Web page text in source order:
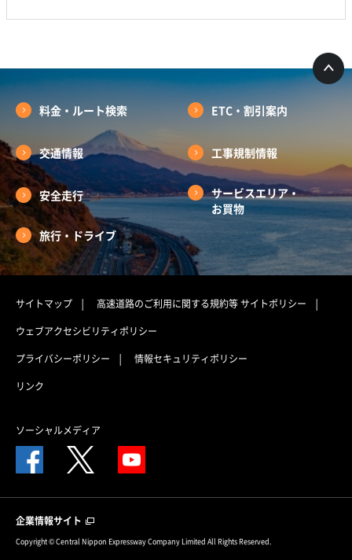
料金・ルート検索 ETC・割引案内
交通情報 工事規制情報
安全走行
サービスエリア・
お買物
旅行・ドライブ
サイトマップ 高速道路のご利用に関する規約等サイトポリシー
ウェブアクセシビリティポリシー
プライバシーポリシー
情報セキュリティポリシー
リンク
ソーシャルメディア
企業情報サイト
Copyright © Central Nippon Expressway Company Limited All Rights Reserved.